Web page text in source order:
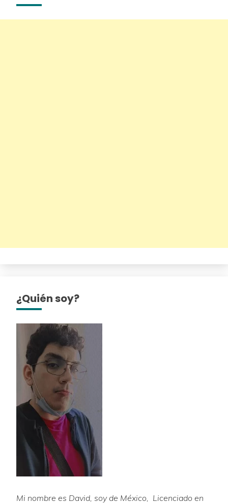
¿Quién soy?
Mi nombre es David, soy de México, Licenciado en